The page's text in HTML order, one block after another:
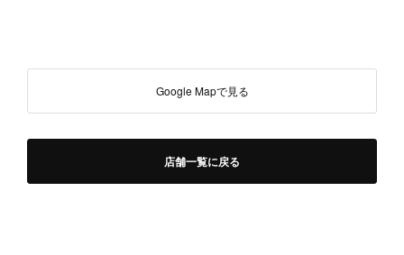
Google Mapで見る
店舗一覧に戻る